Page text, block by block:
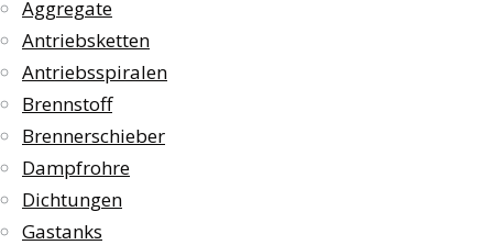
Aggregate
Antriebsketten
Antriebsspiralen
Brennstoff
Brennerschieber
Dampfrohre
Dichtungen
Gastanks